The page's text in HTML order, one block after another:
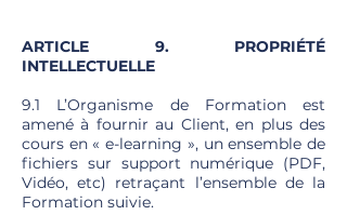
ARTICLE 9. PROPRIÉTÉ
INTELLECTUELLE
9.1 L’Organisme de Formation est
amené à fournir au Client, en plus des
cours en « e-learning », un ensemble de
fichiers sur support numérique (PDF,
Vidéo, etc) retraçant l’ensemble de la
Formation suivie.